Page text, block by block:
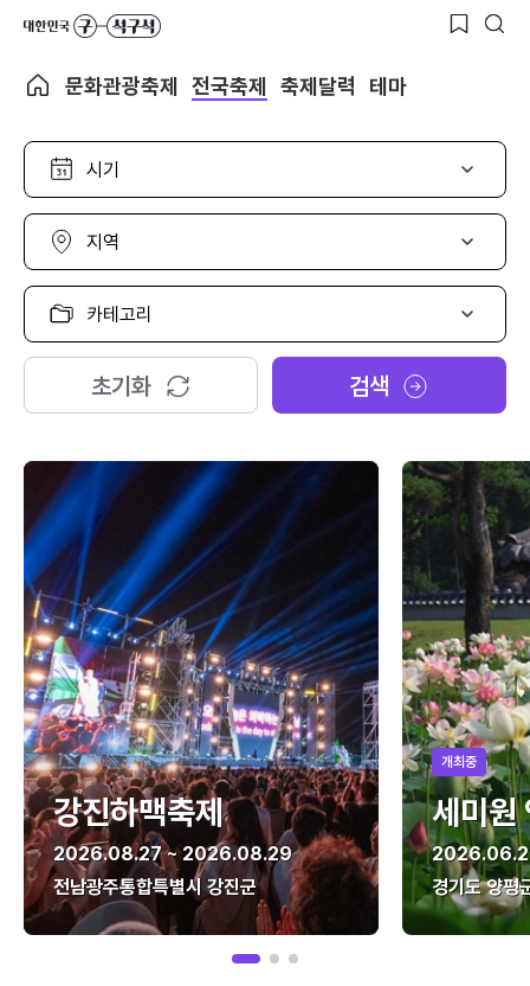
문화관광축제 전국축제 축제달력 테마
시
선
택
지
선
택
카
고
리
택
초기화 검색
강진하맥축제
2026.08.27 ~ 2026.08.29
전남광주통합특별시 강진군
개최중
세미원
경기도 양평